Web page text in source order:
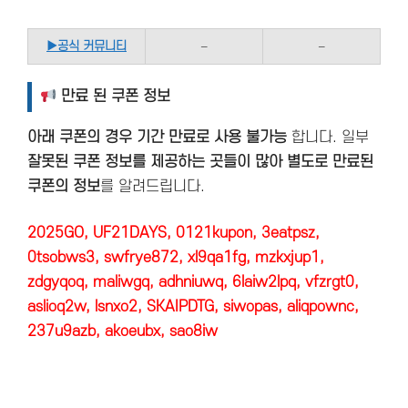
▶공식 커뮤니티 – –
만료 된 쿠폰 정보
아래 쿠폰의 경우 기간 만료로 사용 불가능 합니다. 일부
잘못된 쿠폰 정보를 제공하는 곳들이 많아 별도로 만료된
쿠폰의 정보를 알려드립니다.
2025GO, UF21DAYS, 0121kupon, 3eatpsz,
0tsobws3, swfrye872, xl9qa1fg, mzkxjup1,
zdgyqoq, maliwgq, adhniuwq, 6laiw2lpq, vfzrgt0,
aslioq2w, lsnxo2, SKAIPDTG, siwopas, aliqpownc,
237u9azb, akoeubx, sao8iw